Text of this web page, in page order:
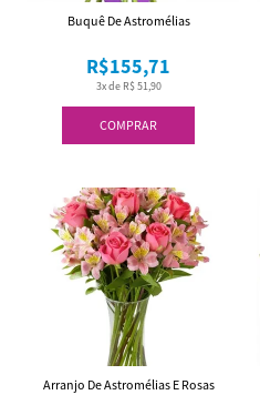
COMPRAR
3x de R$ 51,90
R$155,71
Buquê De Astromélias
Arranjo De Astromélias E Rosas